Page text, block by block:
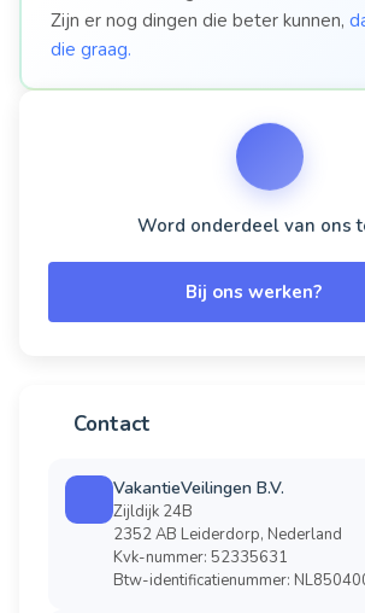
Zijn er nog dingen die beter kunnen,
die graag.
Word onderdeel van ons
Bij ons werken?
Contact
VakantieVeilingen B.V.
Zijldijk 24B
2352 AB Leiderdorp, Nederland
Kvk-nummer: 52335631
Btw-identificatienummer: